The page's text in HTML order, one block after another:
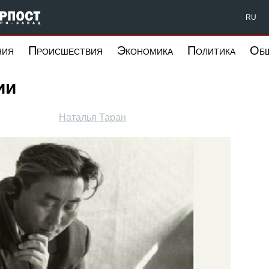
Форпост Северо-Запад RU
Происшествия Экономика Политика
Наталья Таран